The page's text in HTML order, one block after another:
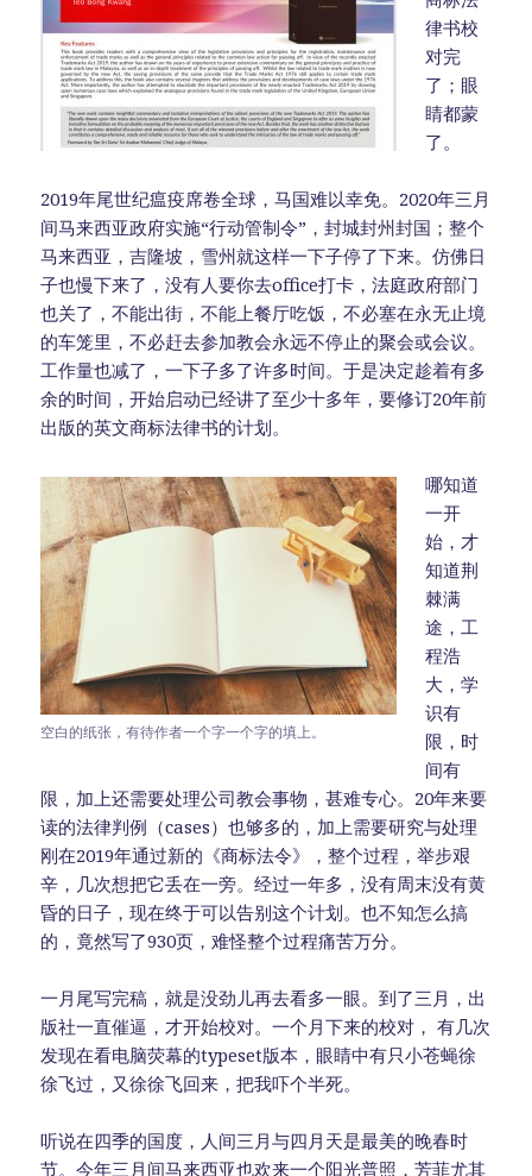
律书校
对完
了；眼
睛都蒙
了。
2019年尾世纪瘟疫席卷全球，马国难以幸免。2020年三月
间马来西亚政府实施“行动管制令”，封城封州封国；整个
马来西亚，吉隆坡，雪州就这样一下子停了下来。仿佛日
子也慢下来了，没有人要你去office打卡，法庭政府部门
也关了，不能出街，不能上餐厅吃饭，不必塞在永无止境
的车笼里，不必赶去参加教会永远不停止的聚会或会议。
工作量也减了，一下子多了许多时间。于是决定趁着有多
余的时间，开始启动已经讲了至少十多年，要修订20年前
出版的英文商标法律书的计划。
空白的纸张，有待作者一个字一个字的填上。
哪知道
一开
始，才
知道荆
棘满
途，工
程浩
大，学
识有
限，时
间有
限，加上还需要处理公司教会事物，甚难专心。20年来要
读的法律判例（cases）也够多的，加上需要研究与处理
刚在2019年通过新的《商标法令》，整个过程，举步艰
辛，几次想把它丢在一旁。经过一年多，没有周末没有黄
昏的日子，现在终于可以告别这个计划。也不知怎么搞
的，竟然写了930页，难怪整个过程痛苦万分。
一月尾写完稿，就是没劲儿再去看多一眼。到了三月，出
版社一直催逼，才开始校对。一个月下来的校对， 有几次
发现在看电脑荧幕的typeset版本，眼睛中有只小苍蝇徐
徐飞过，又徐徐飞回来，把我吓个半死。
听说在四季的国度，人间三月与四月天是最美的晚春时
节。今年三月间马来西亚也欢来一个阳光普照，芳菲尤其